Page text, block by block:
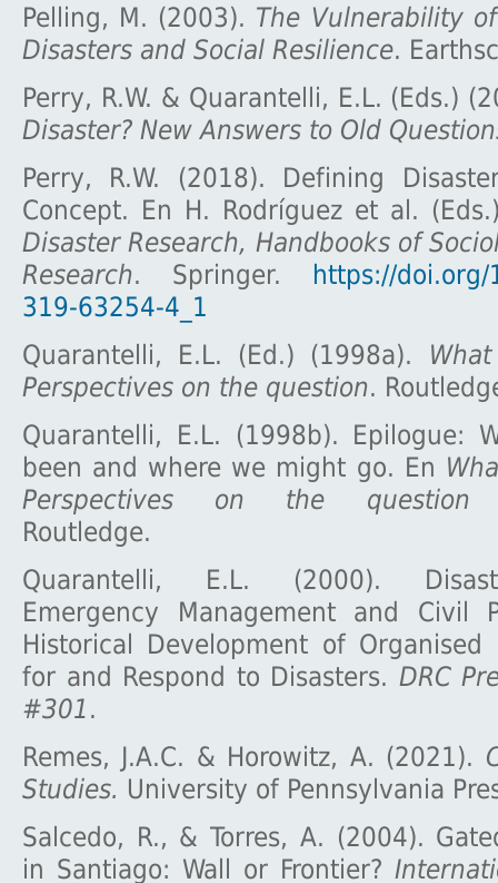
Pelling, M. (2003). The Vulnerability
Disasters and Social Resilience.
Perry, R.W. & Quarantelli, E.L. (Eds.)
Disaster? New Answers to Old
Perry, R.W. (2018). Defining
Concept. En H. Rodríguez et al.
Disaster Research, Handbooks of
Research. Springer.
https://
319-63254-4_1
Quarantelli, E.L. (Ed.) (1998a).
Perspectives on the question.
Quarantelli, E.L. (1998b). Epilogue:
been and where we might go. En
Perspectives on the question
Routledge.
Quarantelli, E.L. (2000).
Emergency Management and Civil
Historical Development of
for and Respond to Disasters. DRC
#301.
Remes, J.A.C. & Horowitz, A. (2021).
Studies. University of Pennsylvania
Salcedo, R., & Torres, A. (2004).
in Santiago: Wall or Frontier?